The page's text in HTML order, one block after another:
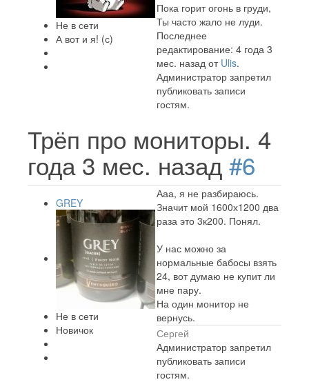
Не в сети
А вот и я! (с)
Пока горит огонь в груди,
Ты часто жало не луди.
Последнее
редактирование: 4 года 3
мес. назад от Ulis.
Администратор запретил
публиковать записи
гостям.
Трёп про мониторы. 4
года 3 мес. назад #6
GREY
Не в сети
Новичок
Ааа, я не разбираюсь.
Значит мой 1600х1200 два
раза это 3к200. Понял.
У нас можно за
нормальные бабосы взять
24, вот думаю не купит ли
мне пару.
На один монитор не
вернусь.
Сергей
Администратор запретил
публиковать записи
гостям.